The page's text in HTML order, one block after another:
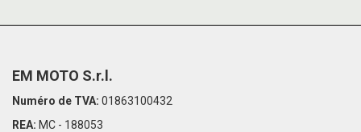
EM MOTO S.r.l.
Numéro de TVA: 01863100432
REA: MC - 188053